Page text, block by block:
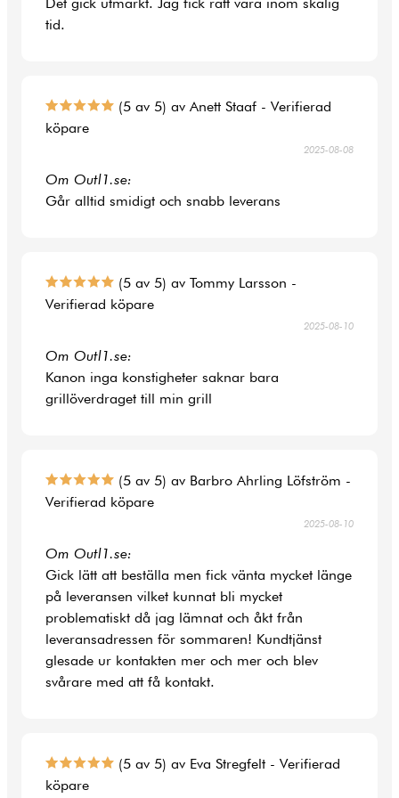
tid.
(5 av 5) av Anett Staaf - Verifierad
köpare
2025-08-08
Om Outl1.se:
Går alltid smidigt och snabb leverans
(5 av 5) av Tommy Larsson -
Verifierad köpare
2025-08-10
Om Outl1.se:
Kanon inga konstigheter saknar bara
grillöverdraget till min grill
(5 av 5) av Barbro Ahrling Löfström -
Verifierad köpare
2025-08-10
Om Outl1.se:
Gick lätt att beställa men fick vänta mycket länge
på leveransen vilket kunnat bli mycket
problematiskt då jag lämnat och åkt från
leveransadressen för sommaren! Kundtjänst
glesade ur kontakten mer och mer och blev
svårare med att få kontakt.
(5 av 5) av Eva Stregfelt - Verifierad
köpare